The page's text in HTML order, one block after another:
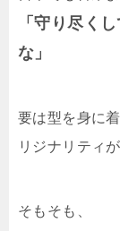
「守り尽く
な」
要は型を身に
リジナリティ
そもそも、